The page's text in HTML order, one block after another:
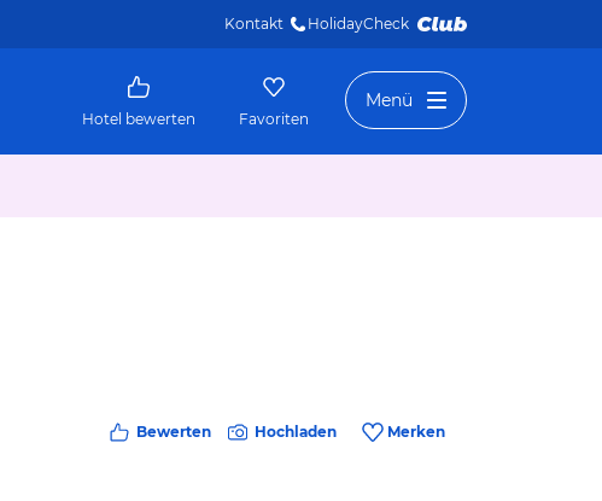
Kontakt HolidayCheck
Hotel bewerten Favoriten
Menü
Bewerten Hochladen Merken